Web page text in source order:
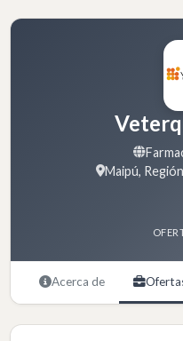
Maipú,
Acerca de